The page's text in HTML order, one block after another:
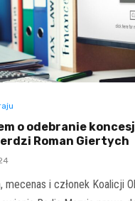
o odebranie
Roman Giertych
mecenas i członek Koalicji